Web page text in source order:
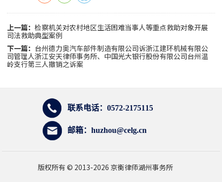
上一篇：检察机关对农村地区生活困难当事人等重点救助对象开展
司法救助典型案例
下一篇： 台州德力奥汽车部件制造有限公司诉浙江建环机械有限公
司管理人浙江安天律师事务所、中国光大银行股份有限公司台州温
岭支行第三人撤销之诉案
联系电话：0572-2175115
邮箱：huzhou@celg.cn
版权所有 © 2013-2026 京衡律师湖州事务所